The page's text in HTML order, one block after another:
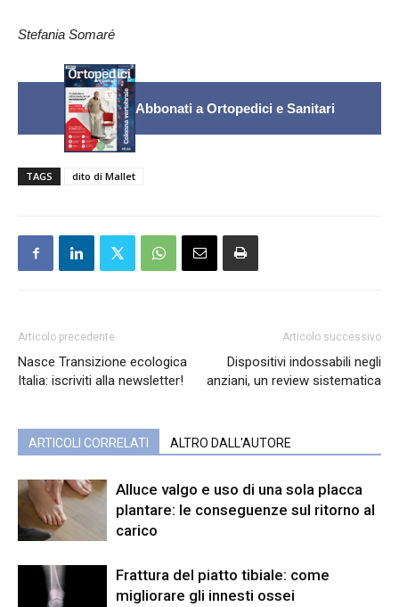
Stefania Somaré
Abbonati a Ortopedici e Sanitari
TAGS dito di Mallet
Articolo precedente
Nasce Transizione ecologica
Italia: iscriviti alla newsletter!
Articolo successivo
Dispositivi indossabili negli
anziani, un review sistematica
ARTICOLI CORRELATI ALTRO DALL'AUTORE
Alluce valgo e uso di una sola placca
plantare: le conseguenze sul ritorno al
carico
Frattura del piatto tibiale: come
migliorare gli innesti ossei